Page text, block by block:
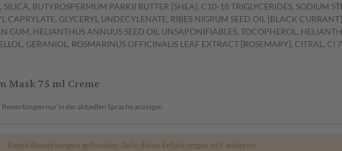
BUTYROSPERMUM PARKII BUTTER [SHEA], C10-18 TRIGLYCERIDES, SODIUM
CAPRYLATE, GLYCERYL UNDECYLENATE, RIBES NIGRUM SEED OIL [BLACK
HELIANTHUS ANNUUS SEED OIL UNSAPONIFIABLES, TOCOPHEROL,
GERANIOL, ROSMARINUS OFFICINALIS LEAF EXTRACT [ROSEMARY], CITRAL, CI
Mask 75 ml Creme
Bewertungen nur in der aktuellen Sprache anzeigen.
Keine Bewertungen gefunden. Teile deine Erfahrungen mit anderen.